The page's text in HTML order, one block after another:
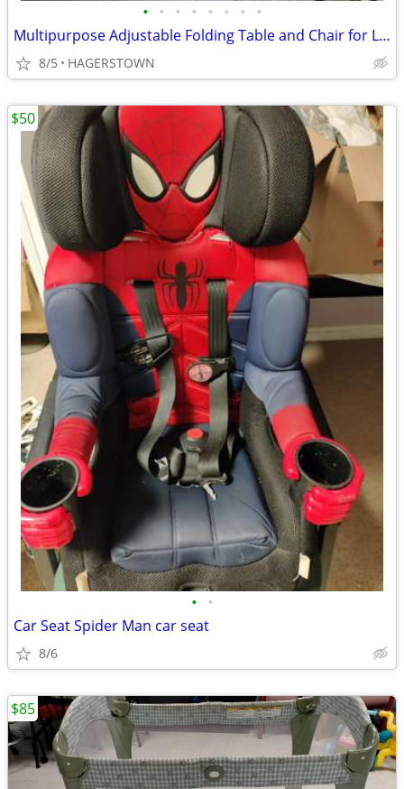
• • • • • • • •
Multipurpose Adjustable Folding Table and Chair for Little children
8/5 HAGERSTOWN
• •
Car Seat Spider Man car seat
8/6
$50
$85